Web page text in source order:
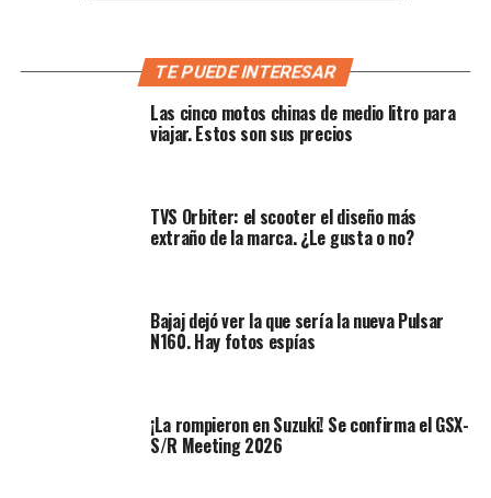
lugar
Una de las mayores novedades de esta tienda es que
reúne en un solo espacio la oferta completa de TVS
último es un modelo con carácter deportivo, alta
tecnología y un diseño que refleja la esencia racing de la
TE PUEDE INTERESAR
Las cinco motos chinas de medio litro para
viajar. Estos son sus precios
TVS Orbiter: el scooter el diseño más
extraño de la marca. ¿Le gusta o no?
Bajaj dejó ver la que sería la nueva Pulsar
N160. Hay fotos espías
¡La rompieron en Suzuki! Se confirma el GSX-
S/R Meeting 2026